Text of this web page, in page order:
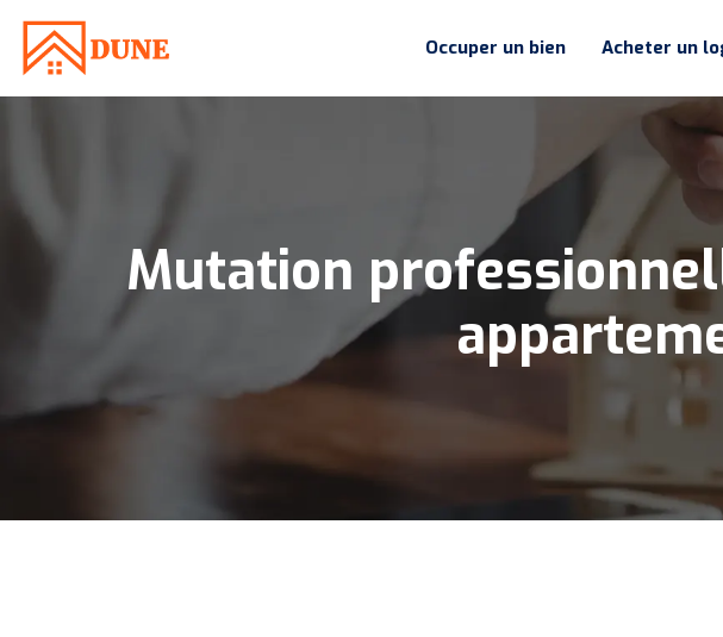
Occuper un bien Acheter un
Mutation